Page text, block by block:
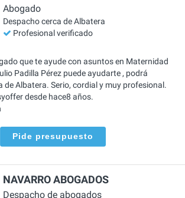
Abogado
Despacho cerca de Albatera
Profesional verificado
que te ayude con asuntos en Maternidad
Padilla Pérez puede ayudarte , podrá
de Albatera. Serio, cordial y muy profesional.
desde hace8 años.
Pide presupuesto
NAVARRO ABOGADOS
Despacho de abogados